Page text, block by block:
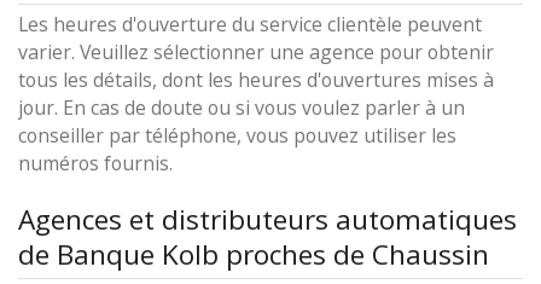
Les heures d'ouverture du service clientèle peuvent
varier. Veuillez sélectionner une agence pour obtenir
tous les détails, dont les heures d'ouvertures mises à
jour. En cas de doute ou si vous voulez parler à un
conseiller par téléphone, vous pouvez utiliser les
numéros fournis.
Agences et distributeurs automatiques
de Banque Kolb proches de Chaussin